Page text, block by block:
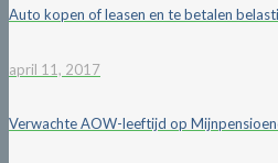
Auto kopen of leasen en te betalen
april 11, 2017
Verwachte AOW-leeftijd op